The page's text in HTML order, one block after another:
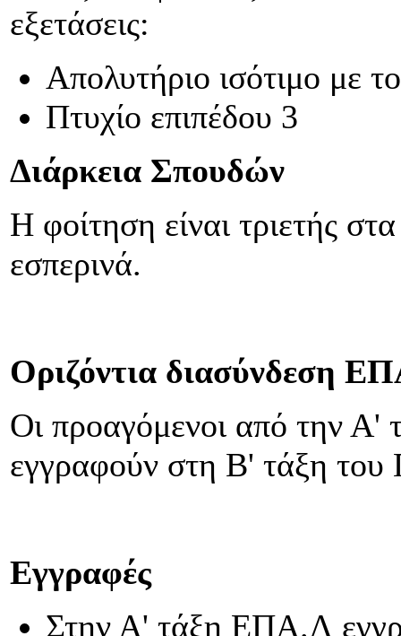
εξετάσεις:
Απολυτήριο ισότιμο με
Πτυχίο επιπέδου 3
Διάρκεια Σπουδών
Η φοίτηση είναι τριετής
εσπερινά.
Οριζόντια διασύνδεση
Οι προαγόμενοι από την
εγγραφούν στη Β' τάξη του
Εγγραφές
Στην Α' τάξη ΕΠΑ.Λ